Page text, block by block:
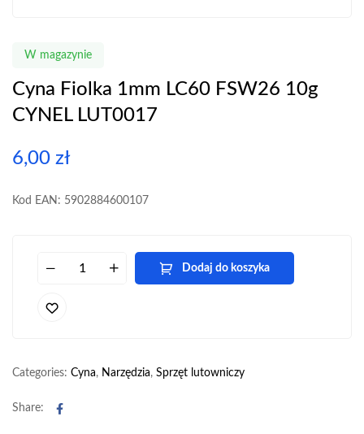
W magazynie
Cyna Fiolka 1mm LC60 FSW26 10g
CYNEL LUT0017
6,00 zł
Kod EAN: 5902884600107
Dodaj do koszyka
Categories: Cyna, Narzędzia, Sprzęt lutowniczy
Share: Facebook